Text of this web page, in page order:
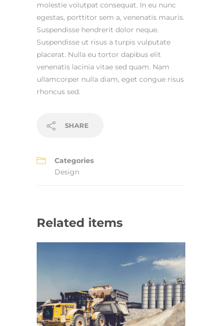
molestie volutpat consequat. In eu nunc
egestas, porttitor sem a, venenatis mauris.
Suspendisse hendrerit dolor neque.
Suspendisse ut risus a turpis vulputate
placerat. Nulla eu tortor dapibus elit
venenatis lacinia vitae sed quam. Nam
ullamcorper nulla diam, eget congue risus
rhoncus sed.
SHARE
Categories
Design
Related items